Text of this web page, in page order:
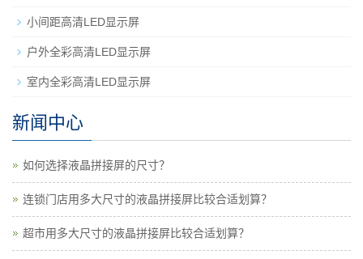
小间距高清LED显示屏
户外全彩高清LED显示屏
室内全彩高清LED显示屏
新闻中心
如何选择液晶拼接屏的尺寸？
连锁门店用多大尺寸的液晶拼接屏比较合适划算？
超市用多大尺寸的液晶拼接屏比较合适划算？